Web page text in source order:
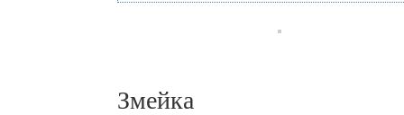
Змейка